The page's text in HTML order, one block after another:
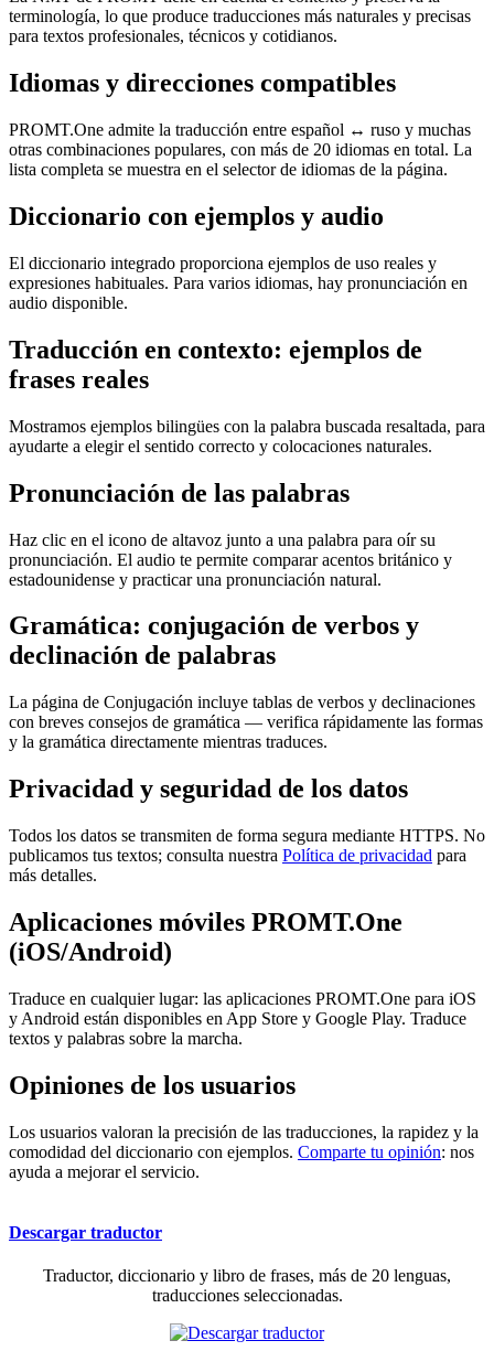
terminología, lo que produce traducciones más naturales y precisas
para textos profesionales, técnicos y cotidianos.
Idiomas y direcciones compatibles
PROMT.One admite la traducción entre español ↔ ruso y muchas
otras combinaciones populares, con más de 20 idiomas en total. La
lista completa se muestra en el selector de idiomas de la página.
Diccionario con ejemplos y audio
El diccionario integrado proporciona ejemplos de uso reales y
expresiones habituales. Para varios idiomas, hay pronunciación en
audio disponible.
Traducción en contexto: ejemplos de
frases reales
Mostramos ejemplos bilingües con la palabra buscada resaltada, para
ayudarte a elegir el sentido correcto y colocaciones naturales.
Pronunciación de las palabras
Haz clic en el icono de altavoz junto a una palabra para oír su
pronunciación. El audio te permite comparar acentos británico y
estadounidense y practicar una pronunciación natural.
Gramática: conjugación de verbos y
declinación de palabras
La página de Conjugación incluye tablas de verbos y declinaciones
con breves consejos de gramática — verifica rápidamente las formas
y la gramática directamente mientras traduces.
Privacidad y seguridad de los datos
Todos los datos se transmiten de forma segura mediante HTTPS. No
publicamos tus textos; consulta nuestra Política de privacidad para
más detalles.
Aplicaciones móviles PROMT.One
(iOS/Android)
Traduce en cualquier lugar: las aplicaciones PROMT.One para iOS
y Android están disponibles en App Store y Google Play. Traduce
textos y palabras sobre la marcha.
Opiniones de los usuarios
Los usuarios valoran la precisión de las traducciones, la rapidez y la
comodidad del diccionario con ejemplos. Comparte tu opinión: nos
ayuda a mejorar el servicio.
Descargar traductor
Traductor, diccionario y libro de frases, más de 20 lenguas,
traducciones seleccionadas.